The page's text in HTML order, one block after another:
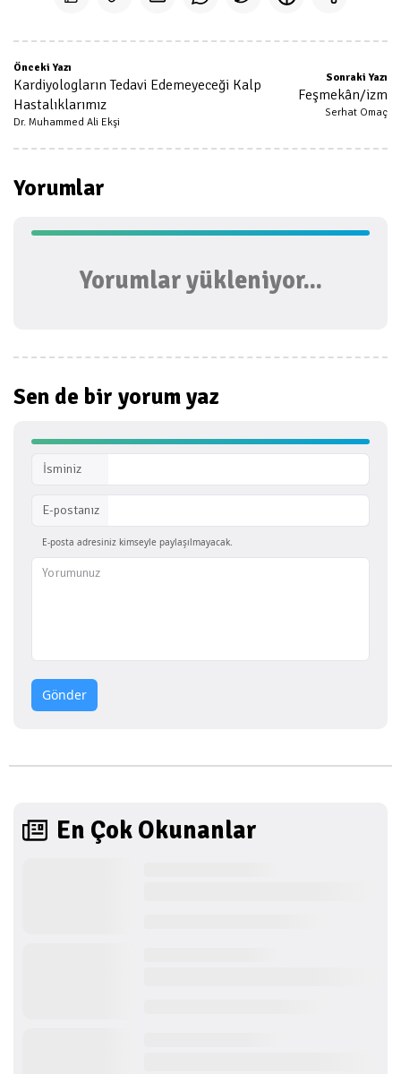
Önceki Yazı
Kardiyologların Tedavi Edemeyeceği Kalp
Hastalıklarımız
Dr. Muhammed Ali Ekşi
Sonraki Yazı
Feşmekân/izm
Serhat Omaç
Yorumlar
Yorumlar yükleniyor...
Sen de bir yorum yaz
İsminiz
E-postanız
E-posta adresiniz kimseyle paylaşılmayacak.
Gönder
En Çok Okunanlar